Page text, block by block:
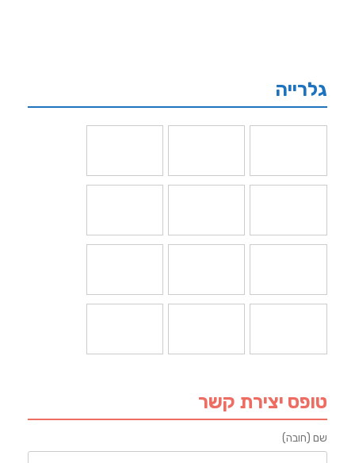
גלרייה
טופס יצירת קשר
שם (חובה)